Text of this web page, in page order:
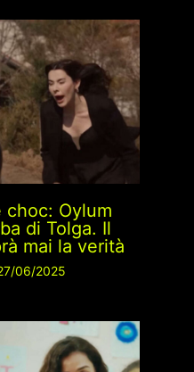
choc: Oylum
di Tolga. Il
mai la verità
06/2025